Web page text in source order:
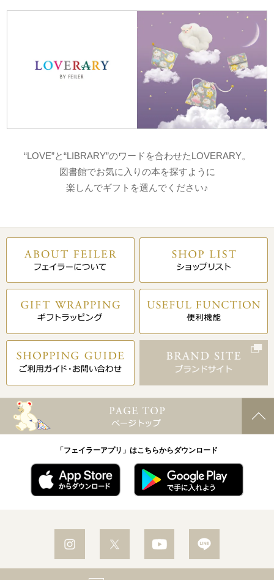
“LOVE”と“LIBRARY”のワードを合わせたLOVERARY。
図書館でお気に入りの本を探すように
楽しんでギフトを選んでください♪
「フェイラーアプリ」はこちらからダウンロード